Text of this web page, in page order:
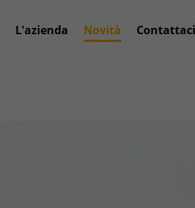
L'azienda Novità Contattaci